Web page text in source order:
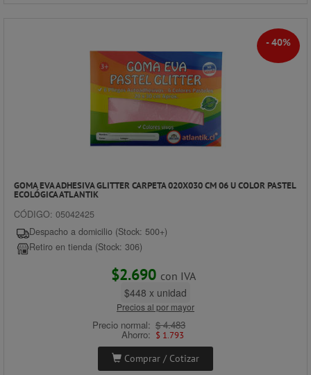
- 40%
GOMA EVA ADHESIVA GLITTER CARPETA 020X030 CM 06 U COLOR PASTEL
ECOLÓGICA ATLANTIK
CÓDIGO: 05042425
Despacho a domicilio (Stock: 500+)
Retiro en tienda (Stock: 306)
$2.690 con IVA
$448 x unidad
Precios al por mayor
Precio normal: $ 4.483
Ahorro: $ 1.793
Comprar / Cotizar